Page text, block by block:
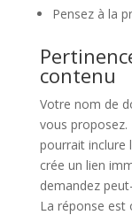
Pensez à la
contenu
Votre nom de
vous proposez.
pourrait inclure
crée un lien
demandez
La réponse est